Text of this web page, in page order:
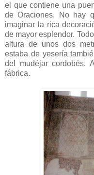
el que contiene una
de Oraciones. No hay
imaginar la rica
de mayor esplendor.
altura de unos dos
estaba de yesería
del mudéjar cordobés.
fábrica.